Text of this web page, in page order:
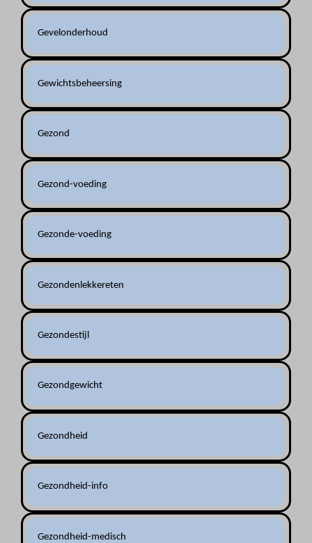
Gevelonderhoud
Gewichtsbeheersing
Gezond
Gezond-voeding
Gezonde-voeding
Gezondenlekkereten
Gezondestijl
Gezondgewicht
Gezondheid
Gezondheid-info
Gezondheid-medisch